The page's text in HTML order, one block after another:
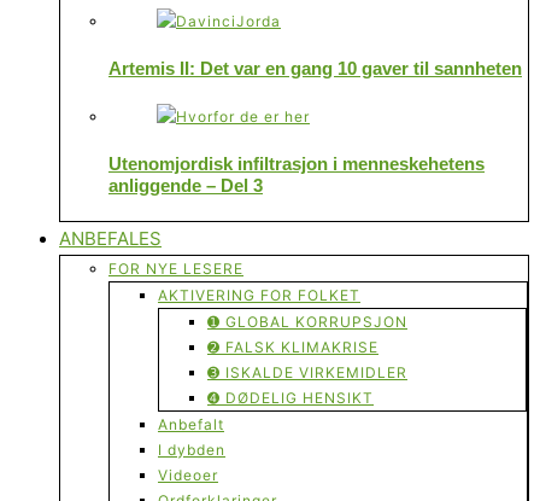
Artemis II: Det var en gang 10 gaver til sannheten
Utenomjordisk infiltrasjon i menneskehetens
anliggende – Del 3
ANBEFALES
FOR NYE LESERE
AKTIVERING FOR FOLKET
➊ GLOBAL KORRUPSJON
➋ FALSK KLIMAKRISE
➌ ISKALDE VIRKEMIDLER
➍ DØDELIG HENSIKT
Anbefalt
I dybden
Videoer